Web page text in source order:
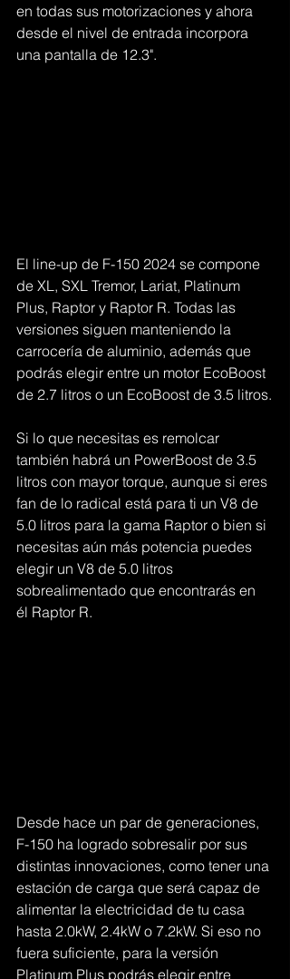
en todas sus motorizaciones y ahora
desde el nivel de entrada incorpora
una pantalla de 12.3".
El line-up de F-150 2024 se compone
de XL, SXL Tremor, Lariat, Platinum
Plus, Raptor y Raptor R. Todas las
versiones siguen manteniendo la
carrocería de aluminio, además que
podrás elegir entre un motor EcoBoost
de 2.7 litros o un EcoBoost de 3.5 litros.
Si lo que necesitas es remolcar
también habrá un PowerBoost de 3.5
litros con mayor torque, aunque si eres
fan de lo radical está para ti un V8 de
5.0 litros para la gama Raptor o bien si
necesitas aún más potencia puedes
elegir un V8 de 5.0 litros
sobrealimentado que encontrarás en
él Raptor R.
Desde hace un par de generaciones,
F-150 ha logrado sobresalir por sus
distintas innovaciones, como tener una
estación de carga que será capaz de
alimentar la electricidad de tu casa
hasta 2.0kW, 2.4kW o 7.2kW. Si eso no
fuera suficiente, para la versión
Platinum Plus podrás elegir entre